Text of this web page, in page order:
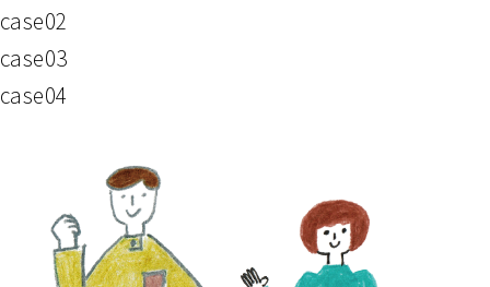
case02
case03
case04